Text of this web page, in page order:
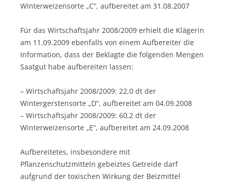
Winterweizensorte „C“, aufbereitet am 31.08.2007
Für das Wirtschaftsjahr 2008/2009 erhielt die Klägerin
am 11.09.2009 ebenfalls von einem Aufbereiter die
Information, dass der Beklagte die folgenden Mengen
Saatgut habe aufbereiten lassen:
– Wirtschaftsjahr 2008/2009: 22,0 dt der
Wintergerstensorte „D“, aufbereitet am 04.09.2008
– Wirtschaftsjahr 2008/2009: 60,2 dt der
Winterweizensorte „E“, aufbereitet am 24.09.2008
Aufbereitetes, insbesondere mit
Pflanzenschutzmitteln gebeiztes Getreide darf
aufgrund der toxischen Wirkung der Beizmittel